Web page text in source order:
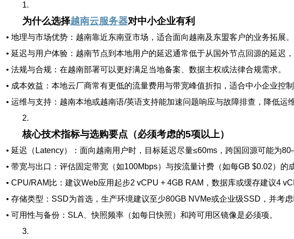
1.
为什么选择越南云服务器对中小企业有利
• 地理与市场优势：越南靠近东南亚市场，适合面向越南及东盟客户的业务拓展。
• 延迟与用户体验：越南节点到本地用户的延迟通常低于从国外节点回源的延迟，
• 法规与合规：在越南部署可以更好满足当地备案、数据主权或法律合规需求。
• 成本效益：本地云厂商常有更低的流量费用与带宽峰值折扣，适合中小企业控制
• 运维与支持：越南本地或越南语/英语支持能加速问题响应与故障排查，降低运
2.
核心技术指标与选购要点（必须考虑的5项以上）
• 延迟（Latency）：面向越南用户时，目标延迟尽量≤60ms，跨国回源可能为
• 带宽与出口：评估固定带宽（如100Mbps）与按流量计费（如每GB $0.02）的
• CPU/RAM比：建议Web应用起步2 vCPU + 4GB RAM，数据库或缓存建议4
• 存储类型：SSD为首选，生产环境建议至少80GB NVMe或企业级SSD，并考虑
• 可用性与备份：SLA、快照频率（如每日快照）和跨可用区镜像是必须项。
3.